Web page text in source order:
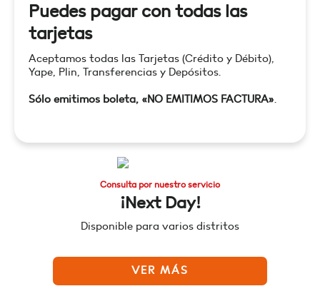
Puedes pagar con todas las
tarjetas
Aceptamos todas las Tarjetas (Crédito y Débito),
Yape, Plin, Transferencias y Depósitos.
Sólo emitimos boleta, «NO EMITIMOS FACTURA».
Consulta por nuestro servicio
¡Next Day!
Disponible para varios distritos
VER MÁS